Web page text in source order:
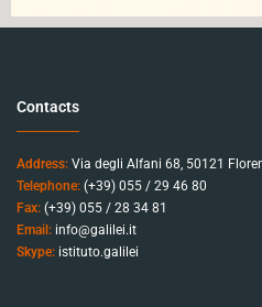
Contacts
Address: Via degli Alfani 68, 50121
Telephone: (+39) 055 / 29 46 80
Fax: (+39) 055 / 28 34 81
Email: info@galilei.it
Skype: istituto.galilei